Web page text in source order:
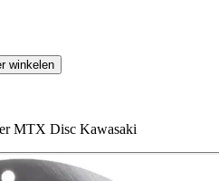
winkelen
MTX Disc Kawasaki